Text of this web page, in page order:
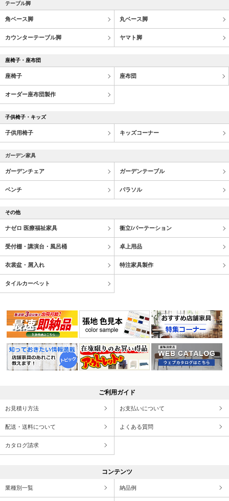
テーブル脚
角ベース脚 丸ベース脚
カウンターテーブル脚 ヤマト脚
座椅子・座布団
座椅子 座布団
オーダー座布団製作
子供椅子・キッズ
子供用椅子 キッズコーナー
ガーデン家具
ガーデンチェア ガーデンテーブル
ベンチ パラソル
その他
ナゼロ 医療福祉家具 衝立/パーテーション
受付棚・講演台・風呂桶 卓上用品
衣裳盆・屑入れ 特注家具製作
タイルカーペット
ご利用ガイド
お見積り方法 お支払いについて
配送・送料について よくある質問
カタログ請求
コンテンツ
業種別一覧 納品例